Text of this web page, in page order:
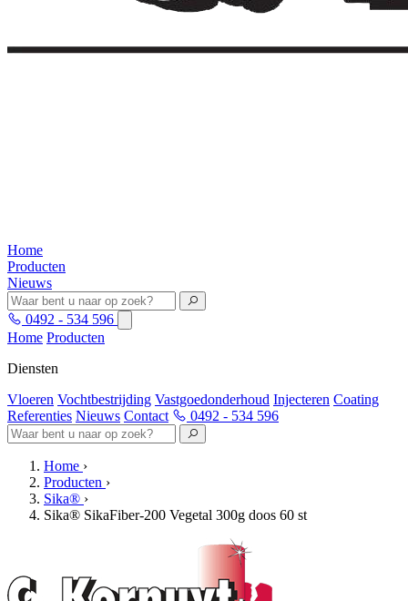
Home
Producten
Nieuws
0492 - 534 596
Home Producten
Diensten
Vloeren Vochtbestrijding Vastgoedonderhoud Injecteren Coating
Referenties Nieuws Contact 0492 - 534 596
Home ›
Producten ›
Sika® ›
Sika® SikaFiber-200 Vegetal 300g doos 60 st